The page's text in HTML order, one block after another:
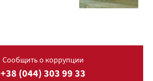
Сообщить о коррупции
+38 (044) 303 99 33